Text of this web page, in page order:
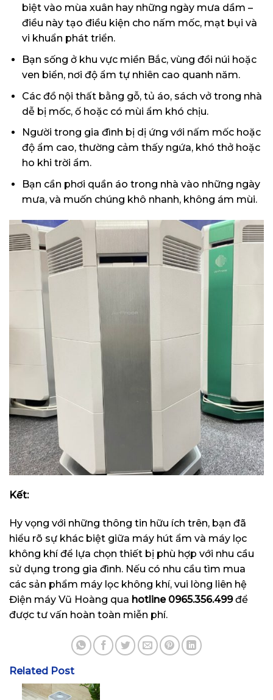
biệt vào mùa xuân hay những ngày mưa dầm –
điều này tạo điều kiện cho nấm mốc, mạt bụi và
vi khuẩn phát triển.
Bạn sống ở khu vực miền Bắc, vùng đồi núi hoặc
ven biển, nơi độ ẩm tự nhiên cao quanh năm.
Các đồ nội thất bằng gỗ, tủ áo, sách vở trong nhà
dễ bị mốc, ố hoặc có mùi ẩm khó chịu.
Người trong gia đình bị dị ứng với nấm mốc hoặc
độ ẩm cao, thường cảm thấy ngứa, khó thở hoặc
ho khi trời ẩm.
Bạn cần phơi quần áo trong nhà vào những ngày
mưa, và muốn chúng khô nhanh, không ám mùi.
Kết:
Hy vọng với những thông tin hữu ích trên, bạn đã
hiểu rõ sự khác biệt giữa máy hút ẩm và máy lọc
không khí để lựa chọn thiết bị phù hợp với nhu cầu
sử dụng trong gia đình. Nếu có nhu cầu tìm mua
các sản phẩm máy lọc không khí, vui lòng liên hệ
Điện máy Vũ Hoàng qua hotline 0965.356.499để
được tư vấn hoàn toàn miễn phí.
Related Post